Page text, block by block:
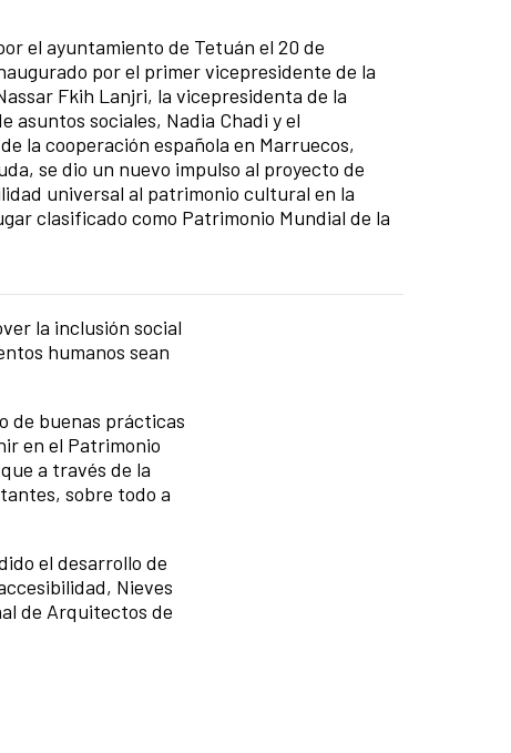
el ayuntamiento de Tetuán el 20 de
por el primer vicepresidente de la
Fkih Lanjri, la vicepresidenta de la
asuntos sociales, Nadia Chadi y el
la cooperación española en Marruecos,
se dio un nuevo impulso al proyecto de
universal al patrimonio cultural en la
clasificado como Patrimonio Mundial de la
la inclusión social
humanos sean
de buenas prácticas
en el Patrimonio
a través de la
sobre todo a
el desarrollo de
Nieves
de Arquitectos de